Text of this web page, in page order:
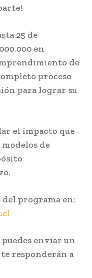
25 de
en
de
proceso
para lograr su
el impacto que
de
programa en:
enviar un
responderán a